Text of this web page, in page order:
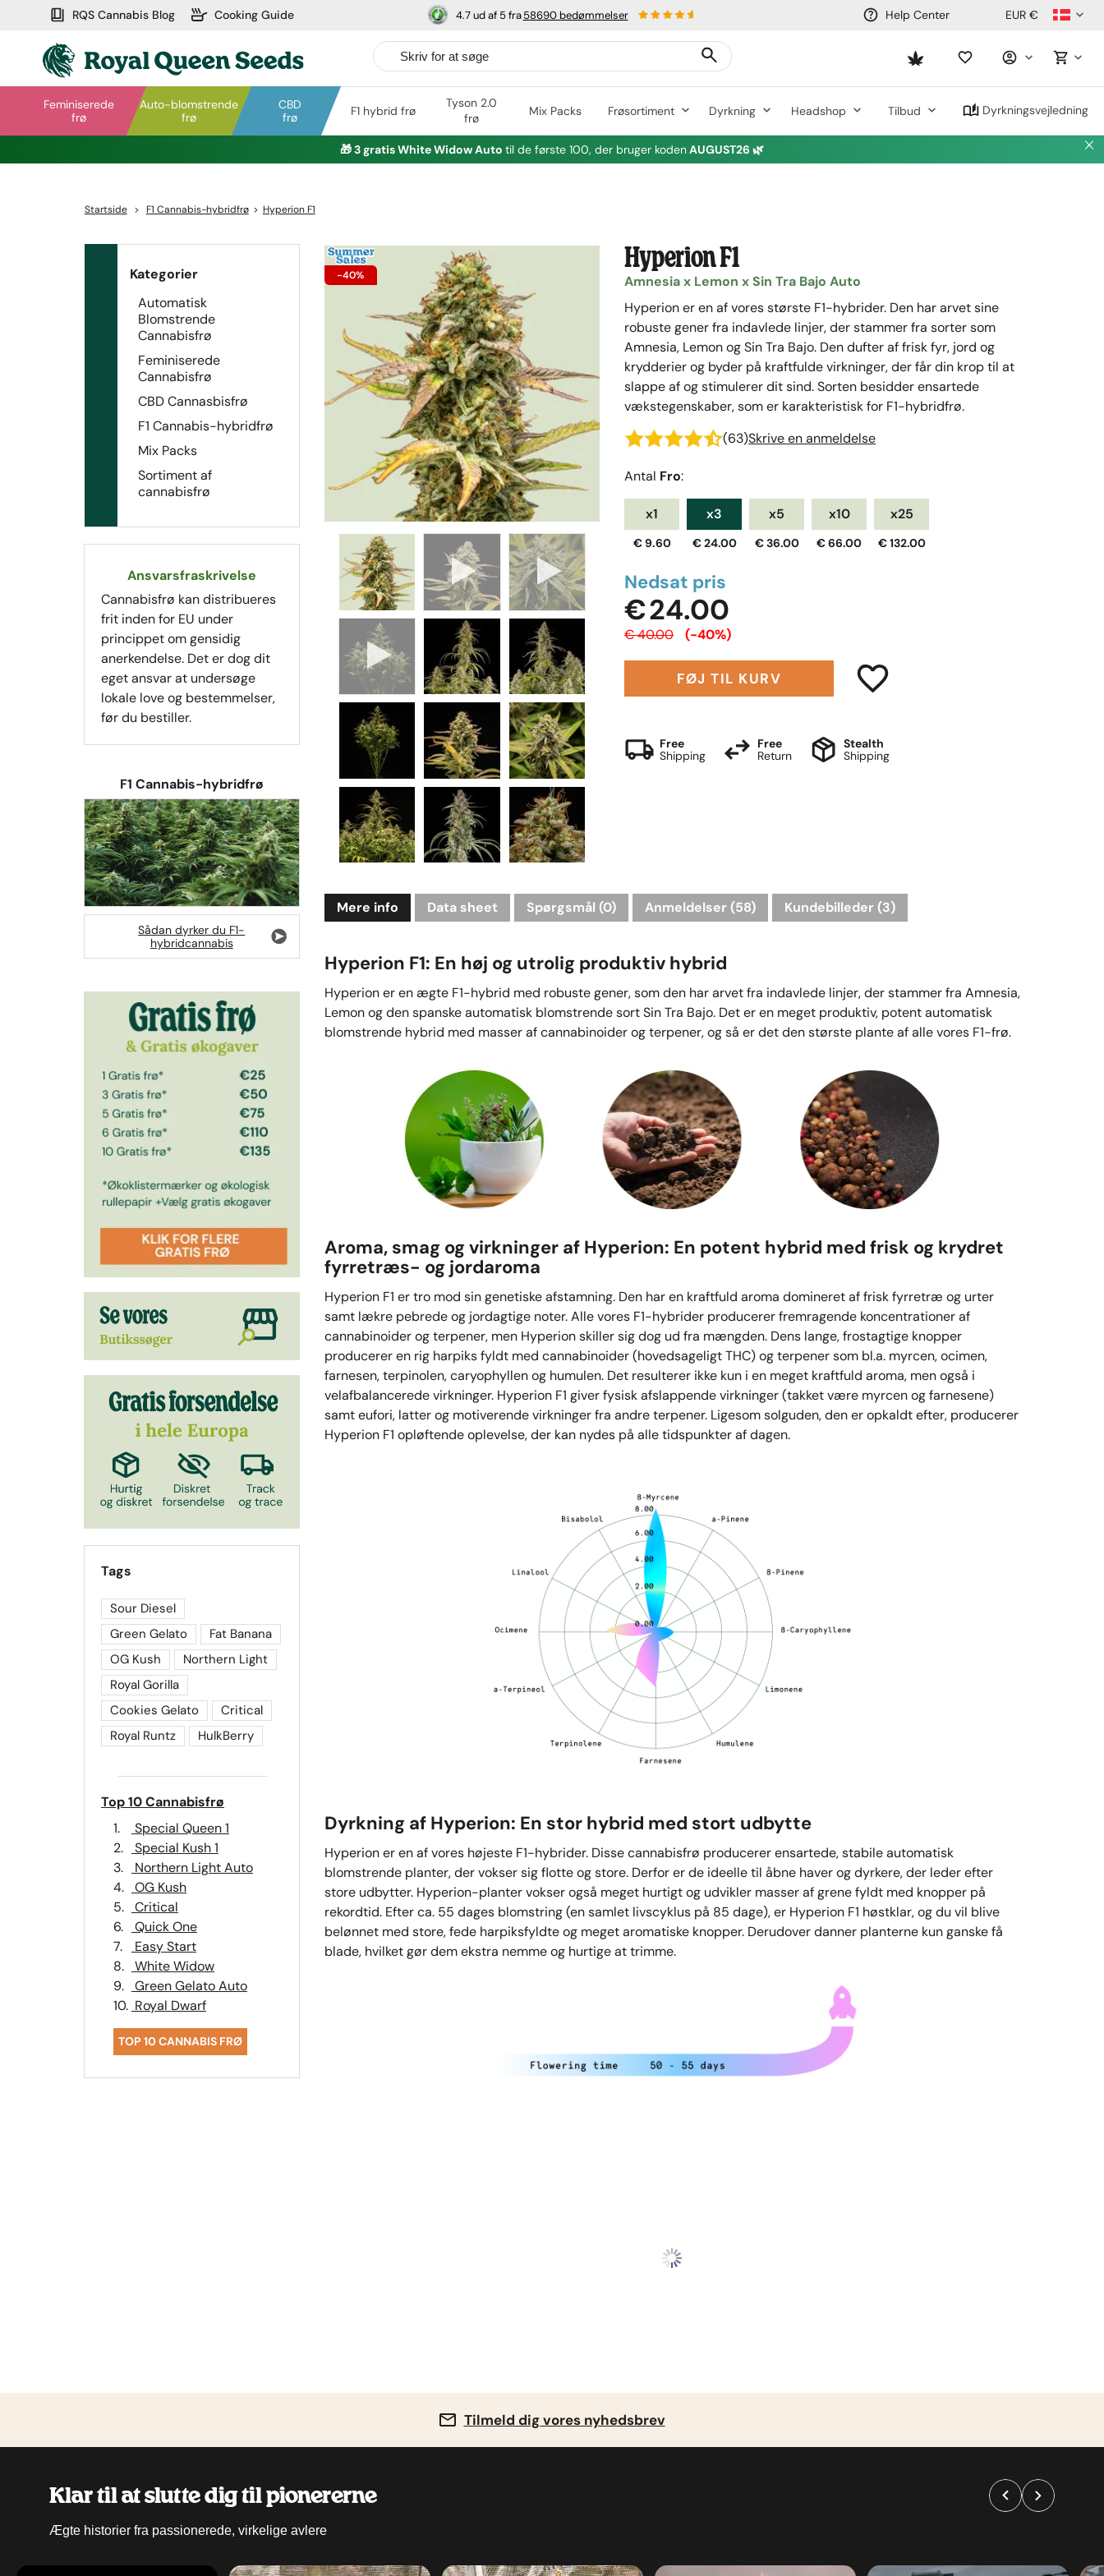
RQS Cannabis Blog Cooking Guide EUR €
Help Center
Saved
Auto-blomstrende
frø
Feminiserede
frø
CBD
frø
F1 hybrid frø
Tyson 2.0
frø
Mix Packs Frøsortiment Dyrkning Headshop Tilbud Dyrkningsvejledning
4.7 ud af 5 fra 58690 bedømmelser
🎁3 gratis White Widow Auto til de første 100, der bruger kodenAUGUST26 🌿
Startside > F1 Cannabis-hybridfrø > Hyperion F1
-40%
Hyperion F1
Amnesia x Lemon x Sin Tra Bajo Auto
Hyperion er en af vores største F1-hybrider. Den har arvet sine
robuste gener fra indavlede linjer, der stammer fra sorter som
Amnesia, Lemon og Sin Tra Bajo. Den dufter af frisk fyr, jord og
krydderier og byder på kraftfulde virkninger, der får din krop til at
slappe af og stimulerer dit sind. Sorten besidder ensartede
vækstegenskaber, som er karakteristisk for F1-hybridfrø.
(63)Skrive en anmeldelse
Antal Fro:
x1
€ 9.60
x3
€ 24.00
x5
€ 36.00
x10
€ 66.00
x25
€ 132.00
Nedsat pris
€ 24.00
€ 40.00 (-40%)
FØJ TIL KURV
Free
Shipping
Free
Return
Stealth
Shipping
Mere info Data sheet Spørgsmål (0) Anmeldelser (58) Kundebilleder (3)
Hyperion F1: En høj og utrolig produktiv hybrid
Hyperion er en ægte F1-hybrid med robuste gener, som den har arvet fra indavlede linjer, der stammer fra Amnesia,
Lemon og den spanske automatisk blomstrende sort Sin Tra Bajo. Det er en meget produktiv, potent automatisk
blomstrende hybrid med masser af cannabinoider og terpener, og så er det den største plante af alle vores F1-frø.
Aroma, smag og virkninger af Hyperion: En potent hybrid med frisk og krydret
fyrretræs- og jordaroma
Hyperion F1 er tro mod sin genetiske afstamning. Den har en kraftfuld aroma domineret af frisk fyrretræ og urter
samt lækre pebrede og jordagtige noter. Alle vores F1-hybrider producerer fremragende koncentrationer af
cannabinoider og terpener, men Hyperion skiller sig dog ud fra mængden. Dens lange, frostagtige knopper
producerer en rig harpiks fyldt med cannabinoider (hovedsageligt THC) og terpener som bl.a. myrcen, ocimen,
farnesen, terpinolen, caryophyllen og humulen. Det resulterer ikke kun i en meget kraftfuld aroma, men også i
velafbalancerede virkninger. Hyperion F1 giver fysisk afslappende virkninger (takket være myrcen og farnesene)
samt eufori, latter og motiverende virkninger fra andre terpener. Ligesom solguden, den er opkaldt efter, producerer
Hyperion F1 opløftende oplevelse, der kan nydes på alle tidspunkter af dagen.
Dyrkning af Hyperion: En stor hybrid med stort udbytte
Hyperion er en af vores højeste F1-hybrider. Disse cannabisfrø producerer ensartede, stabile automatisk
blomstrende planter, der vokser sig flotte og store. Derfor er de ideelle til åbne haver og dyrkere, der leder efter
store udbytter. Hyperion-planter vokser også meget hurtigt og udvikler masser af grene fyldt med knopper på
rekordtid. Efter ca. 55 dages blomstring (en samlet livscyklus på 85 dage), er Hyperion F1 høstklar, og du vil blive
belønnet med store, fede harpiksfyldte og meget aromatiske knopper. Derudover danner planterne kun ganske få
blade, hvilket gør dem ekstra nemme og hurtige at trimme.
Kategorier
Automatisk
Blomstrende
Cannabisfrø
Feminiserede
Cannabisfrø
CBD Cannasbisfrø
F1 Cannabis-hybridfrø
Mix Packs
Sortiment af
cannabisfrø
Ansvarsfraskrivelse
Cannabisfrø kan distribueres
frit inden for EU under
princippet om gensidig
anerkendelse. Det er dog dit
eget ansvar at undersøge
lokale love og bestemmelser,
før du bestiller.
F1 Cannabis-hybridfrø
Sådan dyrker du F1-
hybridcannabis
Tags
Sour Diesel
Green Gelato
Fat Banana
OG Kush
Northern Light
Royal Gorilla
Cookies Gelato
Critical
Royal Runtz
HulkBerry
Top 10 Cannabisfrø
1.
Special Queen 1
2.
Special Kush 1
3.
Northern Light Auto
4.
OG Kush
5.
Critical
6.
Quick One
7.
Easy Start
8.
White Widow
9.
Green Gelato Auto
10. Royal Dwarf
TOP 10 CANNABIS FRØ
Tilmeld dig vores nyhedsbrev
Klar til at slutte dig til pionererne
Ægte historier fra passionerede, virkelige avlere